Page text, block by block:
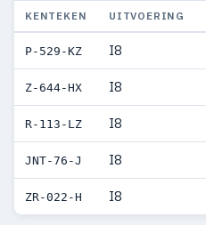
KENTEKEN UITVOERING
P-529-KZ I8
Z-644-HX I8
R-113-LZ I8
JNT-76-J I8
ZR-022-H I8